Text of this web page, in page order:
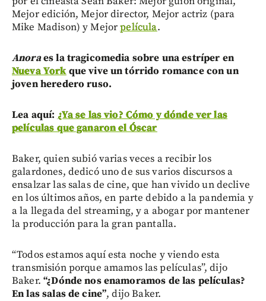
Mejor edición, Mejor director, Mejor actriz (para
Mike Madison) y Mejorpelícula.
Anoraes la tragicomedia sobre una estríper en
Nueva Yorkque vive un tórrido romance con un
joven heredero ruso.
Lea aquí: ¿Ya se las vio? Cómo y dónde ver las
películas que ganaron el Óscar
Baker, quien subió varias veces a recibir los
galardones, dedicó uno de sus varios discursos a
ensalzar las salas de cine, que han vivido un declive
en los últimos años, en parte debido a la pandemia y
a la llegada del streaming, y a abogar por mantener
la producción para la gran pantalla.
“Todos estamos aquí esta noche y viendo esta
transmisión porque amamos las películas”, dijo
Baker.“¿Dónde nos enamoramos de las películas?
En las salas de cine”, dijo Baker.